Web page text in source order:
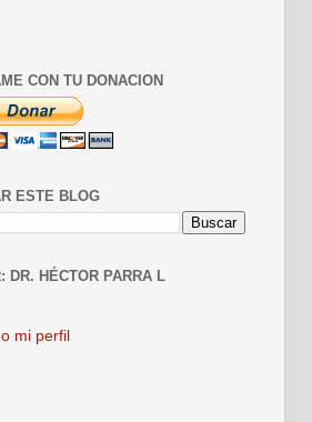
CON TU DONACION
ESTE BLOG
DR. HÉCTOR PARRA L
mi perfil